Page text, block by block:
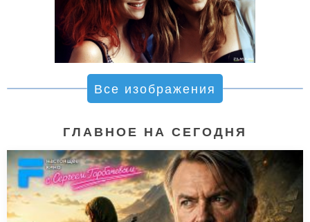
Все изображения
ГЛАВНОЕ НА СЕГОДНЯ